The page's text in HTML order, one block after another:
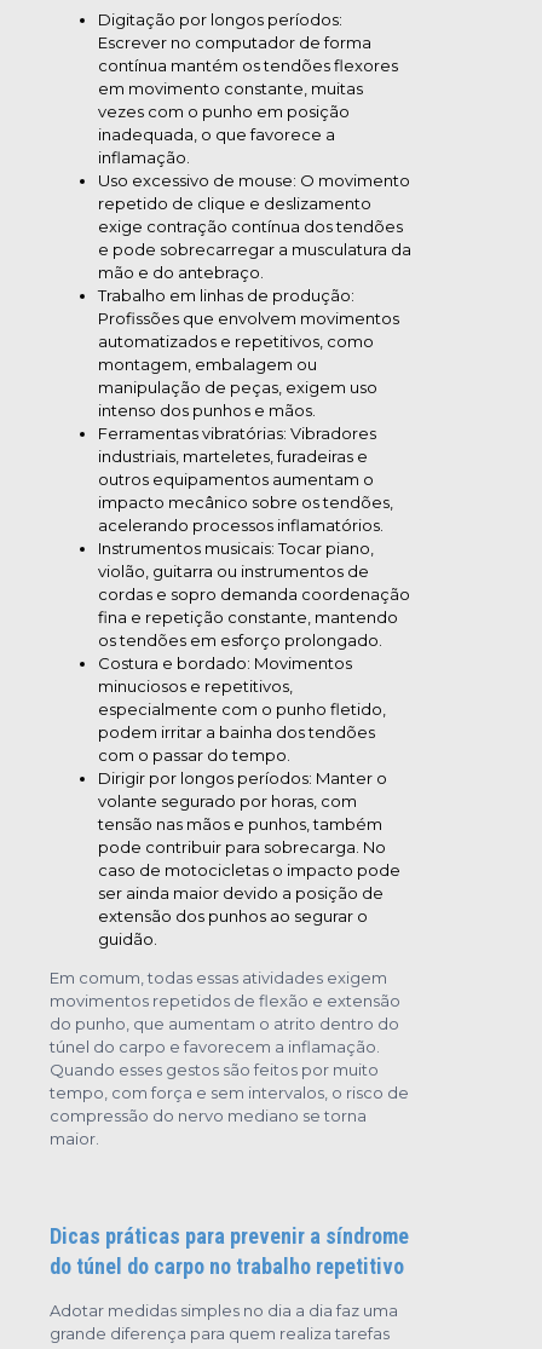
Digitação por longos períodos:
Escrever no computador de forma
contínua mantém os tendões flexores
em movimento constante, muitas
vezes com o punho em posição
inadequada, o que favorece a
inflamação.
Uso excessivo de mouse: O movimento
repetido de clique e deslizamento
exige contração contínua dos tendões
e pode sobrecarregar a musculatura da
mão e do antebraço.
Trabalho em linhas de produção:
Profissões que envolvem movimentos
automatizados e repetitivos, como
montagem, embalagem ou
manipulação de peças, exigem uso
intenso dos punhos e mãos.
Ferramentas vibratórias: Vibradores
industriais, marteletes, furadeiras e
outros equipamentos aumentam o
impacto mecânico sobre os tendões,
acelerando processos inflamatórios.
Instrumentos musicais: Tocar piano,
violão, guitarra ou instrumentos de
cordas e sopro demanda coordenação
fina e repetição constante, mantendo
os tendões em esforço prolongado.
Costura e bordado: Movimentos
minuciosos e repetitivos,
especialmente com o punho fletido,
podem irritar a bainha dos tendões
com o passar do tempo.
Dirigir por longos períodos: Manter o
volante segurado por horas, com
tensão nas mãos e punhos, também
pode contribuir para sobrecarga. No
caso de motocicletas o impacto pode
ser ainda maior devido a posição de
extensão dos punhos ao segurar o
guidão.
Em comum, todas essas atividades exigem
movimentos repetidos de flexão e extensão
do punho, que aumentam o atrito dentro do
túnel do carpo e favorecem a inflamação.
Quando esses gestos são feitos por muito
tempo, com força e sem intervalos, o risco de
compressão do nervo mediano se torna
maior.
Dicas práticas para prevenir a síndrome
do túnel do carpo no trabalho repetitivo
Adotar medidas simples no dia a dia faz uma
grande diferença para quem realiza tarefas